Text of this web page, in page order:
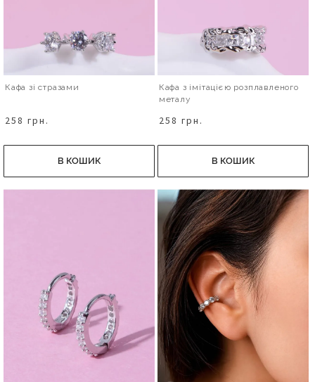
Кафа зі стразами
258 грн.
В КОШИК
Кафа з імітацією розплавленого
металу
258 грн.
В КОШИК